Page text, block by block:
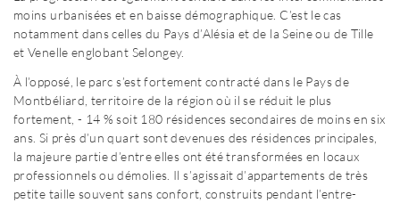
moins urbanisées et en baisse démographique. C’est le cas
notamment dans celles du Pays d’Alésia et de la Seine ou de Tille
et Venelle englobant Selongey.
À l’opposé, le parc s’est fortement contracté dans le Pays de
Montbéliard, territoire de la région où il se réduit le plus
fortement, - 14 % soit 180 résidences secondaires de moins en six
ans. Si près d’un quart sont devenues des résidences principales,
la majeure partie d’entre elles ont été transformées en locaux
professionnels ou démolies. Il s’agissait d’appartements de très
petite taille souvent sans confort, construits pendant l’entre-